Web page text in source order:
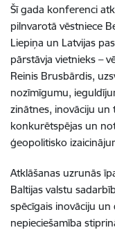
Šī gada konferenci
pilnvarotā vēstniece
Liepiņa un Latvijas
pārstāvja vietnieks –
Reinis Brusbārdis,
nozīmīgumu,
zinātnes, inovāciju
konkurētspējas un
ģeopolitisko
Atklāšanas uzrunās
Baltijas valstu
spēcīgais inovāciju
nepieciešamība